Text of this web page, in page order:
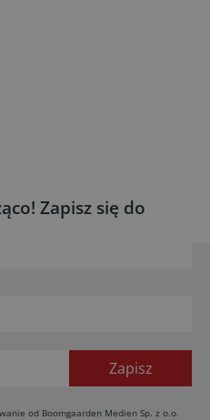
Zapisz się do
od Boomgaarden Medien Sp. z o.o.